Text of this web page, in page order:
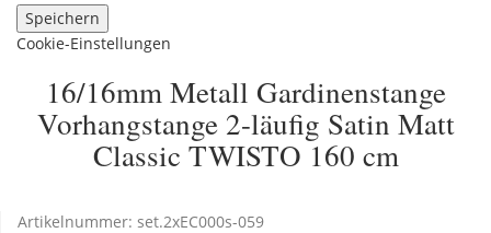
Speichern
Cookie-Einstellungen
16/16mm Metall Gardinenstange
Vorhangstange 2-läufig Satin Matt
Classic TWISTO 160 cm
Artikelnummer: set.2xEC000s-059